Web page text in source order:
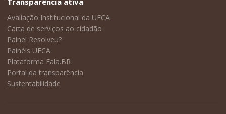
Avaliação Institucional da UFCA
Carta de serviços ao cidadão
Painel Resolveu?
Painéis UFCA
Plataforma Fala.BR
Portal da transparência
Sustentabilidade